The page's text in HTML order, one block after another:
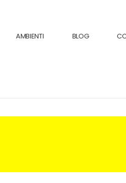
AMBIENTI BLOG